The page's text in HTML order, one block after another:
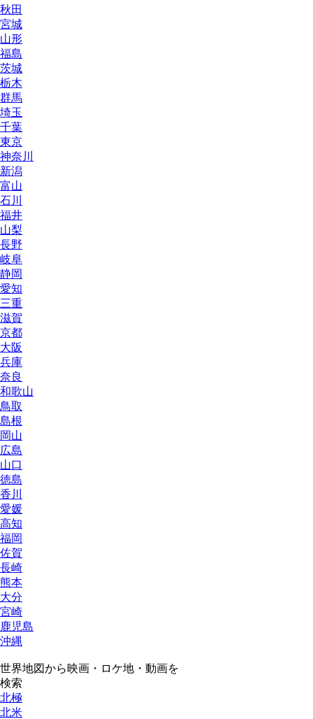
秋田
宮城
山形
福島
茨城
栃木
群馬
埼玉
千葉
東京
神奈川
新潟
富山
石川
福井
山梨
長野
岐阜
静岡
愛知
三重
滋賀
京都
大阪
兵庫
奈良
和歌山
鳥取
島根
岡山
広島
山口
徳島
香川
愛媛
高知
福岡
佐賀
長崎
熊本
大分
宮崎
鹿児島
沖縄
世界地図から映画・ロケ地・動画を
検索
北極
北米